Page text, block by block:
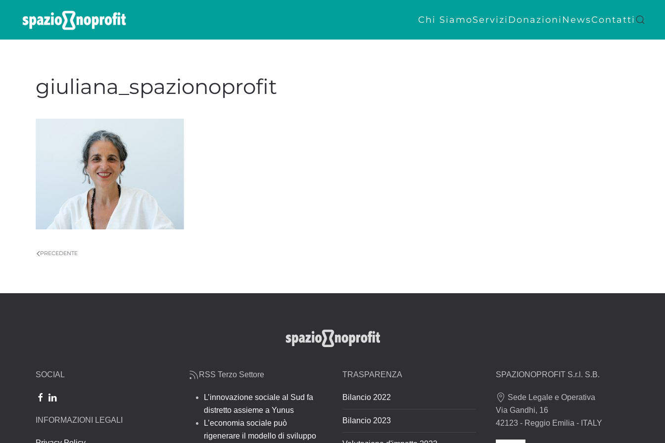
Skip to main content Chi SiamoServizi Donazioni NewsContatti
giuliana_spazionoprofit
PRECEDENTE
SOCIAL
INFORMAZIONI LEGALI
RSS Terzo Settore
L’innovazione sociale al Sud fa
distretto assieme a Yunus
L’economia sociale può
rigenerare il modello di sviluppo
TRASPARENZA
Bilancio 2022
Bilancio 2023
SPAZIONOPROFIT S.r.l. S.B.
Sede Legale e Operativa
Via Gandhi, 16
42123 - Reggio Emilia - ITALY